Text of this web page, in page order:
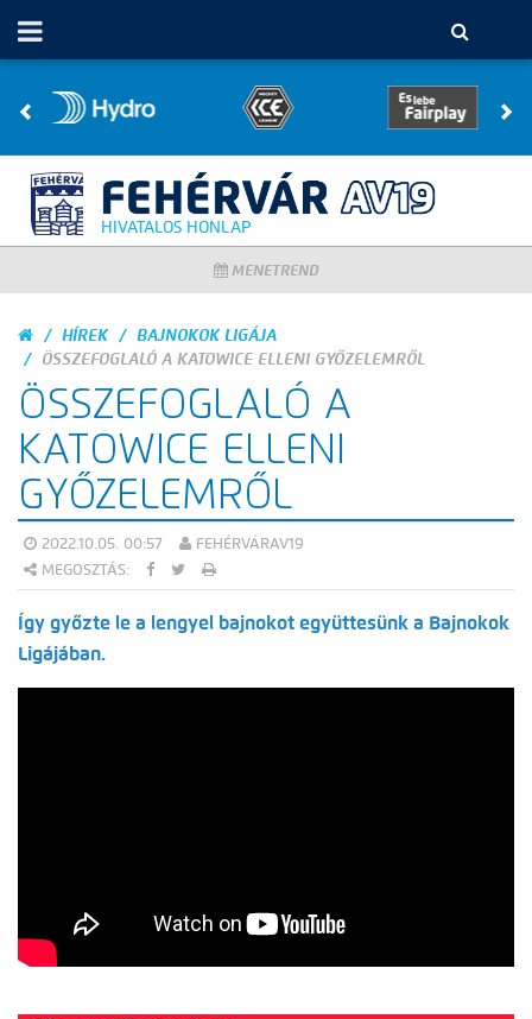
HIVATALOS HONLAP
MENETREND
HÍREK
BAJNOKOK LIGÁJA
ÖSSZEFOGLALÓ A KATOWICE ELLENI GYŐZELEMRŐL
ÖSSZEFOGLALÓ A
KATOWICE ELLENI
GYŐZELEMRŐL
2022.10.05. 00:57
FEHÉRVÁRAV19
MEGOSZTÁS:
Így győzte le a lengyel bajnokot együttesünk a Bajnokok
Ligájában.